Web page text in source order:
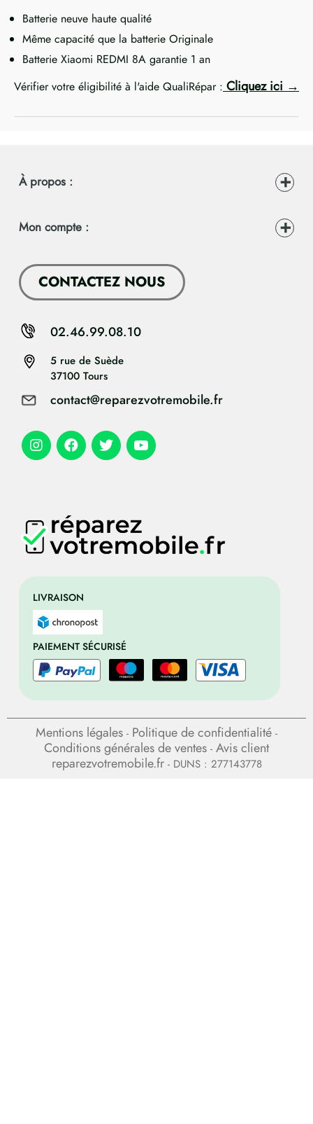
Batterie neuve haute qualité
Même capacité que la batterie Originale
Batterie Xiaomi REDMI 8A garantie 1 an
Vérifier votre éligibilité à l'aide QualiRépar : Cliquez ici
LIVRAISON
PAIEMENT SÉCURISÉ
À propos :
Mon compte :
CONTACTEZ NOUS
5 rue de Suède
37100 Tours
contact@reparezvotremobile.fr
02.46.99.08.10
Mentions légales - Politique de confidentialité -
Conditions générales de ventes - Avis client
reparezvotremobile.fr- DUNS : 277143778